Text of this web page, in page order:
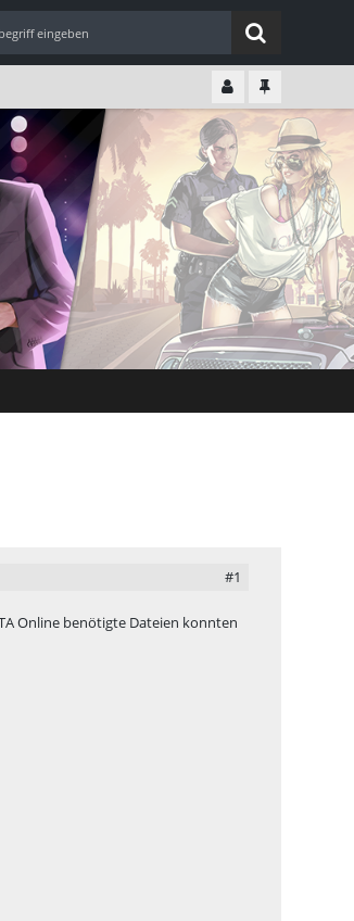
#1
Online benötigte Dateien konnten